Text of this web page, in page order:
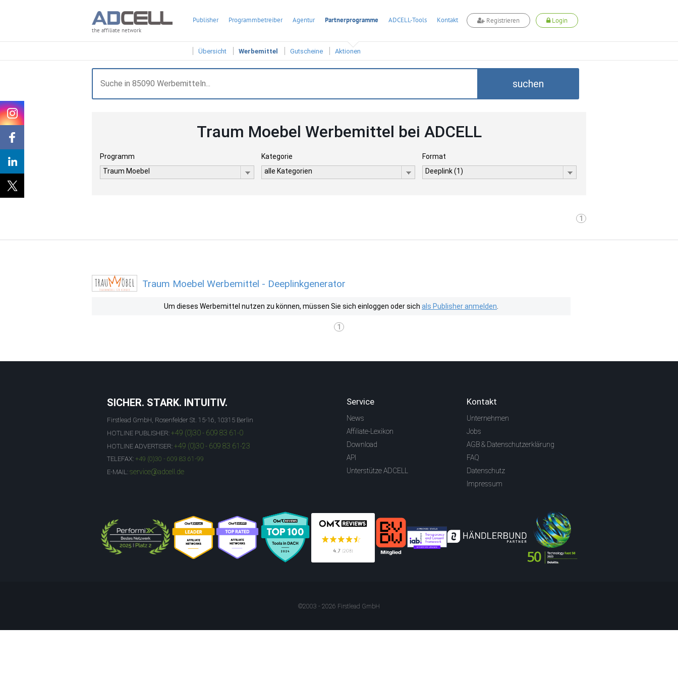
the affiliate network
Publisher Programmbetreiber Agentur Partnerprogramme ADCELL-Tools Kontakt Registrieren Login
Übersicht Werbemittel Gutscheine Aktionen
suchen
Traum Moebel Werbemittel bei ADCELL
Programm
Traum Moebel
Kategorie
alle Kategorien
Format
Deeplink (1)
1
Traum Moebel Werbemittel - Deeplinkgenerator
Um dieses Werbemittel nutzen zu können, müssen Sie sich einloggen oder sich als Publisher anmelden
1
SICHER. STARK. INTUITIV.
Firstlead GmbH, Rosenfelder St. 15-16, 10315 Berlin
HOTLINE PUBLISHER: +49 (0)30 - 609 83 61-0
HOTLINE ADVERTISER: +49 (0)30 - 609 83 61-23
TELEFAX: +49 (0)30 - 609 83 61-99
E-MAIL: service@adcell.de
Service
News
Affiliate-Lexikon
Download
API
Unterstütze ADCELL
Kontakt
Unternehmen
Jobs
AGB & Datenschutzerklärung
FAQ
Datenschutz
Impressum
©2003 - 2026 Firstlead GmbH